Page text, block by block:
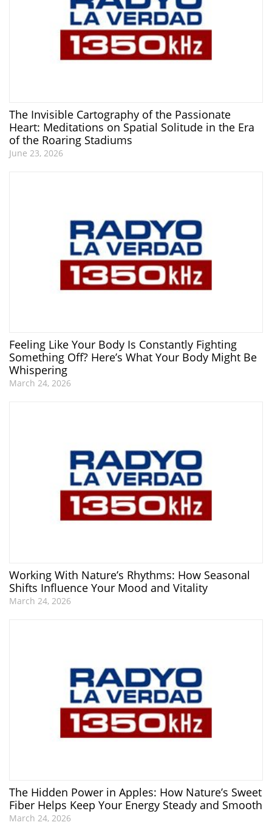
The Invisible Cartography of the Passionate
Heart: Meditations on Spatial Solitude in the Era
of the Roaring Stadiums
June 23, 2026
Feeling Like Your Body Is Constantly Fighting
Something Off? Here’s What Your Body Might Be
Whispering
March 24, 2026
Working With Nature’s Rhythms: How Seasonal
Shifts Influence Your Mood and Vitality
March 24, 2026
The Hidden Power in Apples: How Nature’s Sweet
Fiber Helps Keep Your Energy Steady and Smooth
March 24, 2026